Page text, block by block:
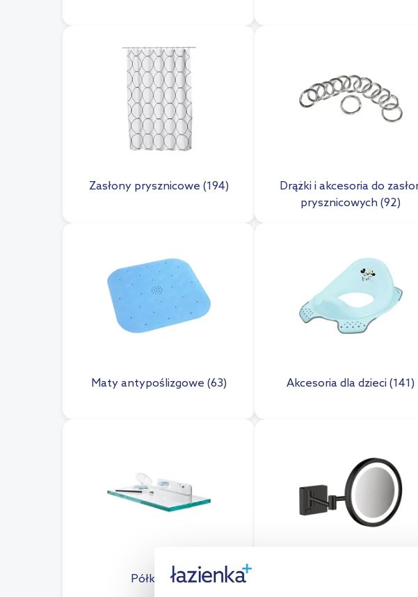
Zasłony prysznicowe (194)
Drążki i akcesoria do
prysznicowych (92)
Maty antypoślizgowe (63) Akcesoria dla dzieci (141)
Półki (594)